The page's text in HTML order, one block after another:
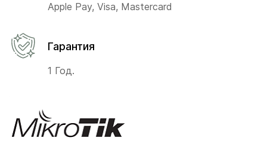
Apple Pay, Visa, Mastercard
Гарантия
1 Год.